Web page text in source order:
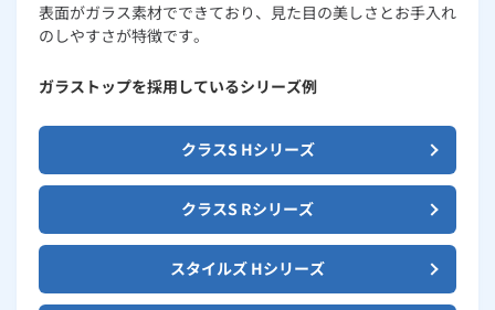
表面がガラス素材でできており、見た目の美しさとお手入れ
のしやすさが特徴です。
ガラストップを採用しているシリーズ例
クラスS Hシリーズ
クラスS Rシリーズ
スタイルズ Hシリーズ